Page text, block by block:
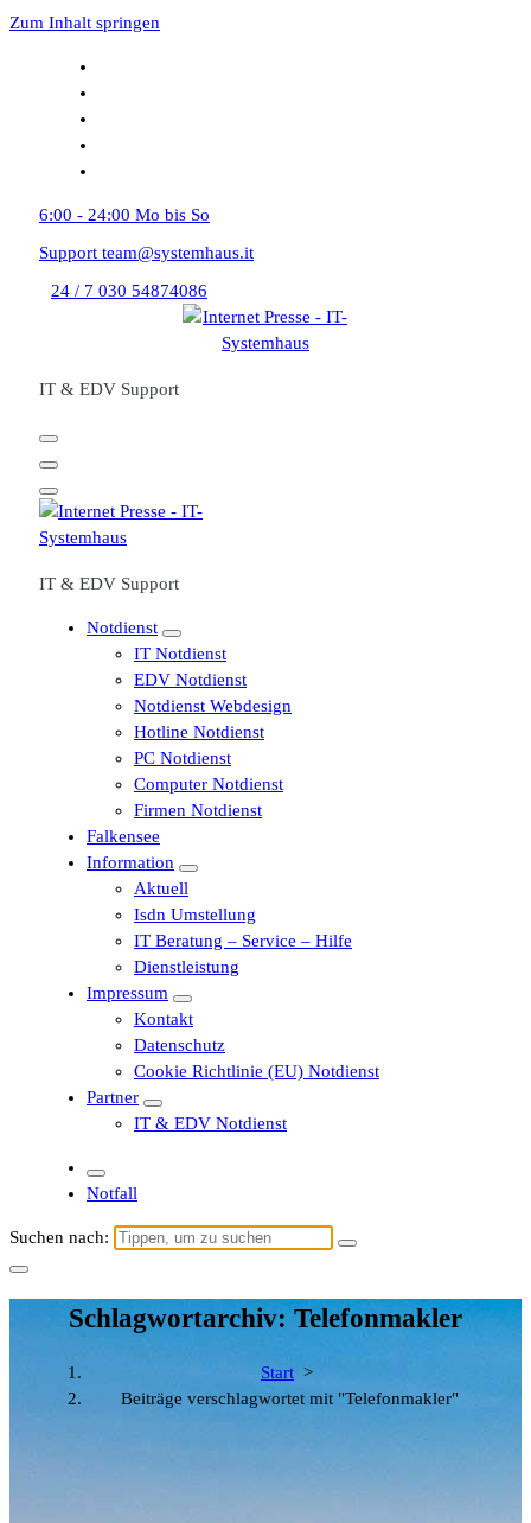
Zum Inhalt springen
6:00 - 24:00 Mo bis So
Support team@systemhaus.it
24 / 7 030 54874086
IT & EDV Support
IT & EDV Support
Notdienst
IT Notdienst
EDV Notdienst
Notdienst Webdesign
Hotline Notdienst
PC Notdienst
Computer Notdienst
Firmen Notdienst
Falkensee
Information
Aktuell
Isdn Umstellung
IT Beratung – Service – Hilfe
Dienstleistung
Impressum
Kontakt
Datenschutz
Cookie Richtlinie (EU) Notdienst
Partner
IT & EDV Notdienst
Notfall
Suchen nach:
Schlagwortarchiv: Telefonmakler
Start >
Beiträge verschlagwortet mit "Telefonmakler"